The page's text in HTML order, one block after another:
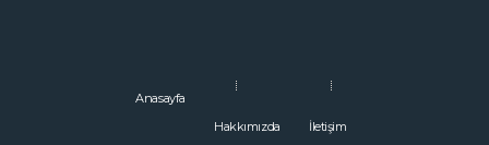
Anasayfa
Hakkımızda
İletişim